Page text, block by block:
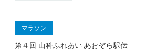
マラソン
第４回 山科ふれあい あおぞら駅伝